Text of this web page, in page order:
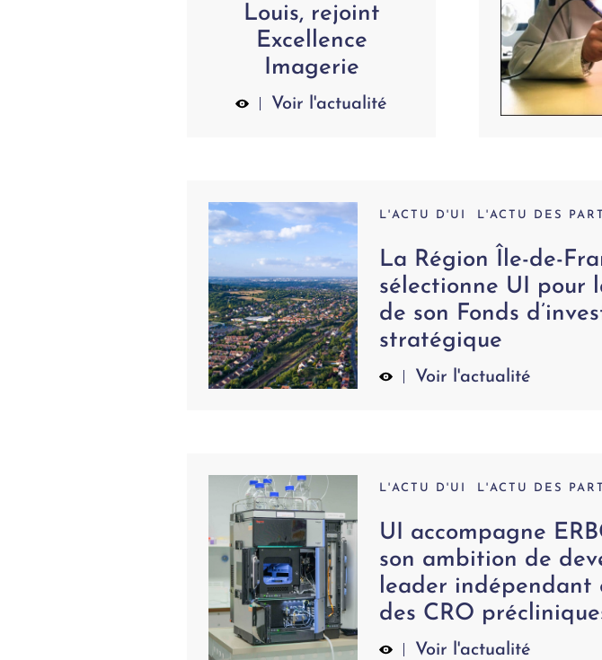
Louis, rejoint
Excellence
Imagerie
Voir l'actualité
L'ACTU D'UI L'ACTU DES
La Région Île-de-
sélectionne UI pour
de son Fonds
stratégique
Voir l'actualité
L'ACTU D'UI L'ACTU DES
UI accompagne
son ambition de
leader indépendant
des CRO
Voir l'actualité